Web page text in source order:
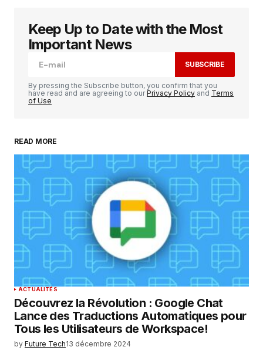
Votre adresse e-mail ne sera pas publiée. Les
champs obligatoires sont indiqués avec
Your Name
Your E-mail *
Enregistrer mon nom, mon e-mail et mon
site dans le navigateur pour mon prochain
commentaire.
SUBMIT COMMENT
Keep Up to Date with the Most
Important News
SUBSCRIBE
By pressing the Subscribe button, you confirm that you
have read and are agreeing to ourPrivacy Policy and Terms
of Use
READ MORE
ACTUALITÉS
Découvrez la Révolution : Google Chat
Lance des Traductions Automatiques pour
Tous les Utilisateurs de Workspace!
by Future Tech13 décembre 2024